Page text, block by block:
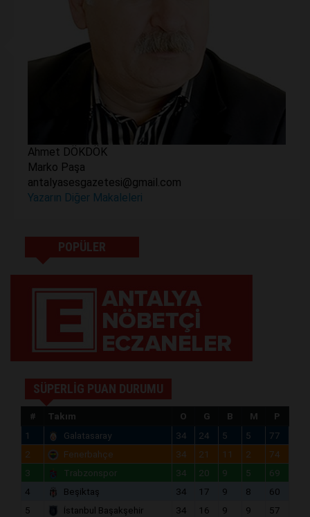
Ahmet DÖKDÖK
Marko Paşa
antalyasesgazetesi@gmail.com
Yazarın Diğer Makaleleri
POPÜLER
SÜPERLİG PUAN DURUMU
# Takım O G B M
P
1
Galatasaray 34 24 5 5
77
2
Fenerbahçe 34 21 11 2
74
3
Trabzonspor 34 20 9 5
69
4
Beşiktaş 34 17 9 8
60
5
İstanbul Başakşehir 34 16 9 9
57